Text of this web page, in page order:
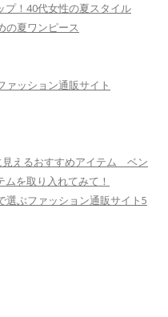
プ！40代女性の夏スタイル
の夏ワンピース
ァッション通販サイト
見えるおすすめアイテム ベン
を取り入れてみて！
選ぶファッション通販サイト5